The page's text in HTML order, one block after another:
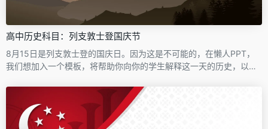
高中历史科目：列支敦士登国庆节
8月15日是列支敦士登的国庆日。因为这是不可能的，在懒人PPT，
我们想加入一个模板，将帮助你向你的学生解释这一天的历史，以及
欧洲小国的景观，带有美丽日落的典型色调。